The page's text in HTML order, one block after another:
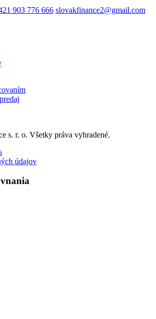
903 776 666 slovakfinance2@gmail.com
s. r. o. Všetky práva vyhradené.
údajov